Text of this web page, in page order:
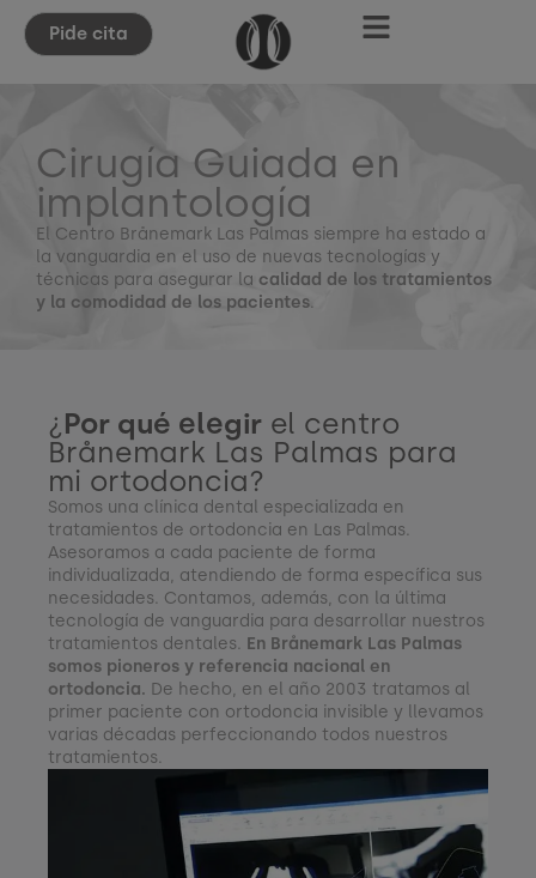
Pide cita
Cirugía Guiada en
implantología
El Centro Brånemark Las Palmas siempre ha estado a
la vanguardia en el uso de nuevas tecnologías y
técnicas para asegurar la calidad de los tratamientos
y la comodidad de los pacientes.
¿Por qué elegir el centro
Brånemark Las Palmas para
mi ortodoncia?
Somos una clínica dental especializada en
tratamientos de ortodoncia en Las Palmas.
Asesoramos a cada paciente de forma
individualizada, atendiendo de forma específica sus
necesidades. Contamos, además, con la última
tecnología de vanguardia para desarrollar nuestros
tratamientos dentales. En Brånemark Las Palmas
somos pioneros y referencia nacional en
ortodoncia. De hecho, en el año 2003 tratamos al
primer paciente con ortodoncia invisible y llevamos
varias décadas perfeccionando todos nuestros
tratamientos.